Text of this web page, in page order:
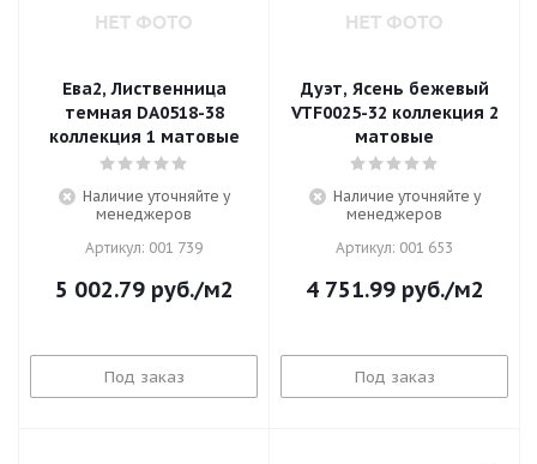
Ева2, Лиственница
темная DA0518-38
коллекция 1 матовые
Наличие уточняйте у
менеджеров
Артикул: 001 739
5 002.79руб./м2
Под заказ
Дуэт, Ясень бежевый
VTF0025-32 коллекция 2
матовые
Наличие уточняйте у
менеджеров
Артикул: 001 653
4 751.99руб./м2
Под заказ